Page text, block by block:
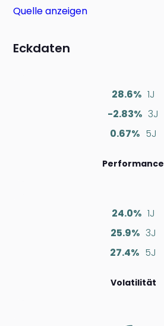
Quelle anzeigen
Eckdaten
28.6% 1J
-2.83% 3J
0.67% 5J
Performance
24.0% 1J
25.9% 3J
27.4% 5J
Volatilität